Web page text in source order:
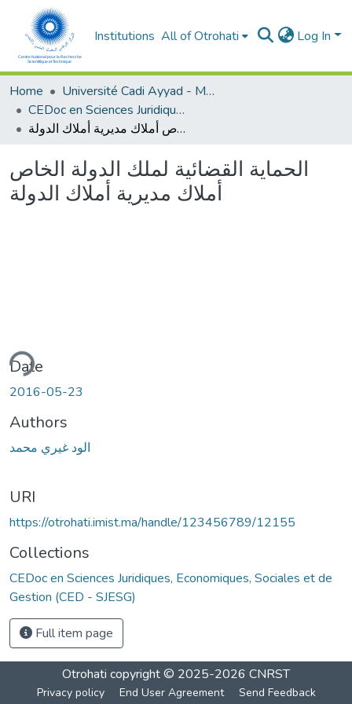
Institutions All of Otrohati Log In
Home
Université Cadi Ayyad - Marrakech
CEDoc en Sciences Juridiques, Economiques, Sociales et de Gestion (CED - SJESG)
الحماية القضائية لملك الدولة الخاص أملاك مديرية أملاك الدولة
الحماية القضائية لملك الدولة الخاص
أملاك مديرية أملاك الدولة
Date
2016-05-23
Authors
الود غيري محمد
URI
https://otrohati.imist.ma/handle/123456789/12155
Collections
CEDoc en Sciences Juridiques, Economiques, Sociales et de
Gestion (CED - SJESG)
Full item page
Otrohati copyright © 2025-2026 CNRST
Privacy policy End User Agreement Send Feedback